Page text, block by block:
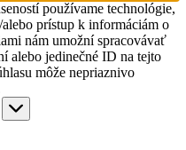
používame technológie,
prístup k informáciám o
nám umožní spracovávať
alebo jedinečné ID na tejto
môže nepriaznivo